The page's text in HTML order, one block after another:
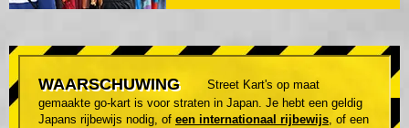
WAARSCHUWING
Street Kart's op maat
gemaakte go-kart is voor straten in Japan. Je hebt een geldig
Japans rijbewijs nodig, of een internationaal rijbewijs, of een